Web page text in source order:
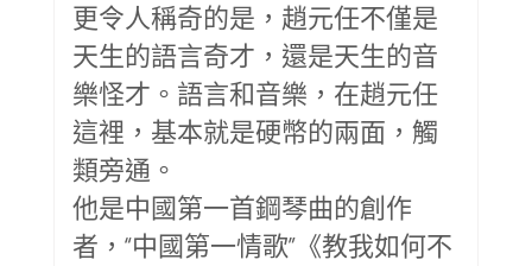
更令人稱奇的是，趙元任不僅是
天生的語言奇才，還是天生的音
樂怪才。語言和音樂，在趙元任
這裡，基本就是硬幣的兩面，觸
類旁通。
他是中國第一首鋼琴曲的創作
者，“中國第一情歌”《教我如何不